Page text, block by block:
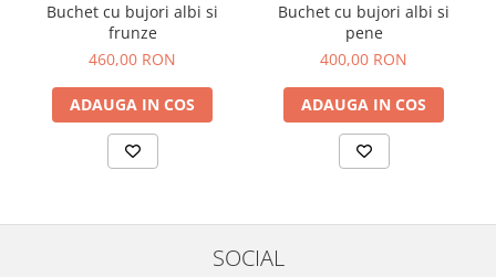
Buchet cu bujori albi si
frunze
460,00 RON
ADAUGA IN COS
Buchet cu bujori albi si
pene
400,00 RON
ADAUGA IN COS
SOCIAL